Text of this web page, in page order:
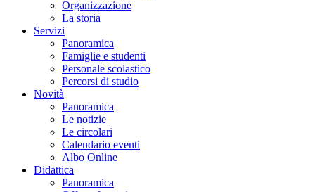
Organizzazione
La storia
Servizi
Panoramica
Famiglie e studenti
Personale scolastico
Percorsi di studio
Novità
Panoramica
Le notizie
Le circolari
Calendario eventi
Albo Online
Didattica
Panoramica